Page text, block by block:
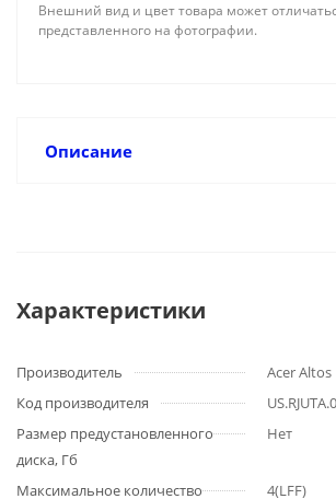
Внешний вид и цвет товара может
представленного на фотографии.
Описание
Характеристики
Производитель
Acer Altos
Код производителя
Размер предустановленного
диска, Гб
Нет
Максимальное количество
4(LFF)